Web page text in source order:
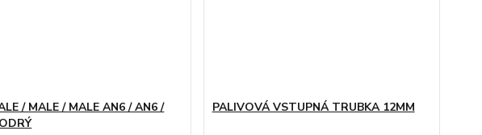
/ MALE / MALE AN6 / AN6 /
PALIVOVÁ VSTUPNÁ TRUBKA 12MM